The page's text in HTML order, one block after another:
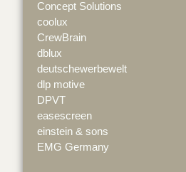
Concept Solutions
coolux
CrewBrain
dblux
deutschewerbewelt
dlp motive
DPVT
easescreen
einstein & sons
EMG Germany